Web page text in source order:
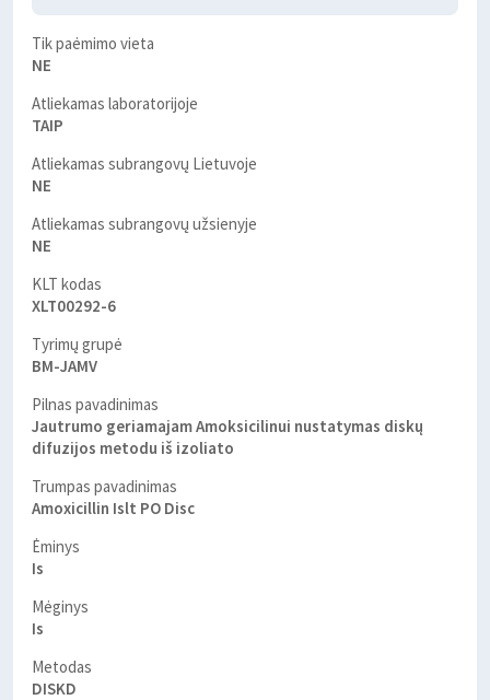
Tik paėmimo vieta
NE
Atliekamas laboratorijoje
TAIP
Atliekamas subrangovų Lietuvoje
NE
Atliekamas subrangovų užsienyje
NE
KLT kodas
XLT00292-6
Tyrimų grupė
BM-JAMV
Pilnas pavadinimas
Jautrumo geriamajam Amoksicilinui nustatymas diskų
difuzijos metodu iš izoliato
Trumpas pavadinimas
Amoxicillin Islt PO Disc
Ėminys
Is
Mėginys
Is
Metodas
DISKD